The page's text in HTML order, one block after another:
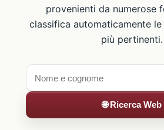
provenienti da numerose
classifica automaticamente
più pertinenti.
🌐 Ricerca Web